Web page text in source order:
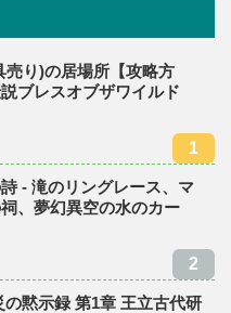
売り)の居場所【攻略方
ブレスオブザワイルド
- 滝のリングレース、マ
、夢幻異空の水のカー
の黙示録 第1章 王立古代研